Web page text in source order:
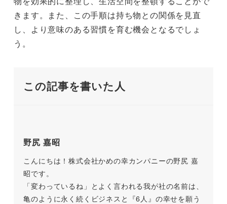
きます。また、この手順は持ち物との関係を見直
し、より意味のある習慣を育む機会となるでしょ
う。
この記事を書いた人
野尻 嘉昭
こんにちは！株式会社かめの幸カンパニーの野尻 嘉
昭です。
「変わっているね」とよく言われる我が社の名前は、
亀のように永く続くビジネスと『6人』の幸せを願う